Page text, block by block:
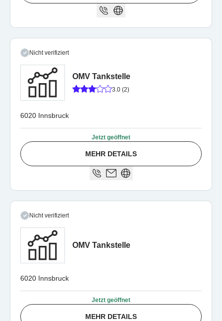
Nicht verifiziert
OMV Tankstelle
3.0 (2)
6020 Innsbruck
Jetzt geöffnet
MEHR DETAILS
Nicht verifiziert
OMV Tankstelle
6020 Innsbruck
Jetzt geöffnet
MEHR DETAILS